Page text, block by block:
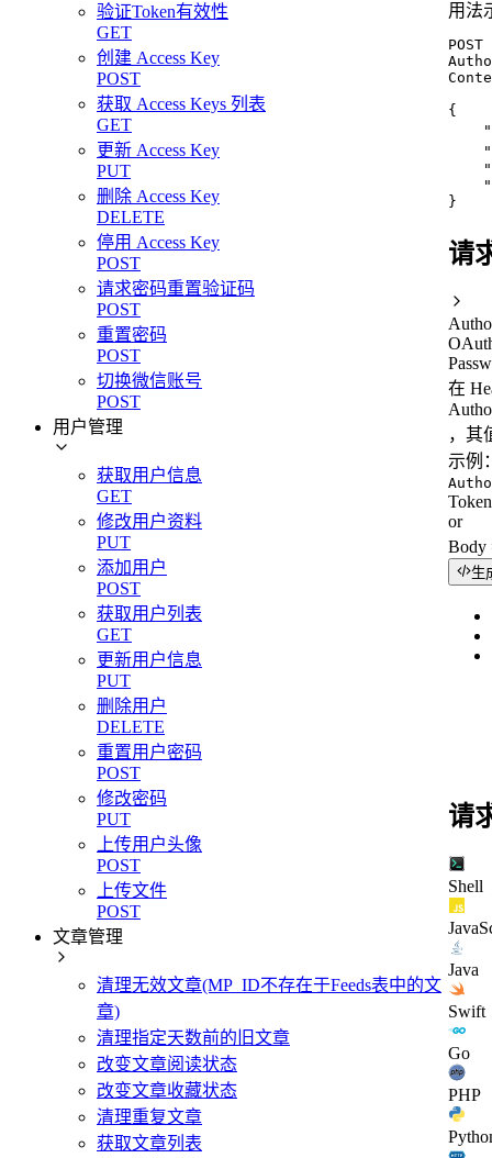
验证Token有效性
GET
创建 Access Key
POST
获取 Access Keys 列表
GET
更新 Access Key
PUT
删除 Access Key
DELETE
停用 Access Key
POST
请求密码重置验证码
POST
重置密码
POST
切换微信账号
POST
用户管理
获取用户信息
GET
修改用户资料
PUT
添加用户
POST
获取用户列表
GET
更新用户信息
PUT
删除用户
DELETE
重置用户密码
POST
修改密码
PUT
上传用户头像
POST
上传文件
POST
文章管理
清理无效文章(MP_ID不存在于Feeds表中的文
章)
清理指定天数前的旧文章
改变文章阅读状态
改变文章收藏状态
清理重复文章
获取文章列表
用法
{
}
请
在
，其
示例
or
Body
生
请
Shell
Java
Swift
Go
PHP